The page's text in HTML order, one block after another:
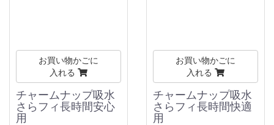
お買い物かごに
入れる
チャームナップ吸水
さらフィ長時間安心
用
お買い物かごに
入れる
チャームナップ吸水
さらフィ長時間快適
用